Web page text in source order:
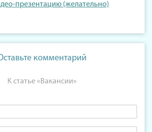
презентацию (желательно)
комментарий
К статье «Вакансии»